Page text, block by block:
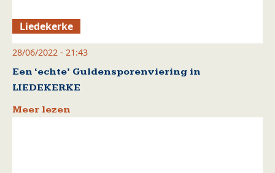
Liedekerke
28/06/2022 - 21:43
Een ‘echte’ Guldensporenviering in
LIEDEKERKE
Meer lezen